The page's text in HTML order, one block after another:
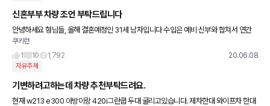
신혼부부 차량 조언 부탁드립니다
안녕하세요 형님들, 올해 결혼예정인 31세 남자입니다 수입은 예비 신부와 합쳐서 연간
(세전) 9천이 조금 넘을것같습니다(아이 계획 2년뒤). 현재 올뉴튜싼을(15년 구매, 디젤)
운행중인데 이차를
쿠키런
1
10 1,792 20.06.08
자유주제
기변하려고하는데 차량 추천부탁드려요.
현재 w213 e300 아방이랑 420i그란쿱 두대 굴리고있습니다. 제차한대 와이프차 한대